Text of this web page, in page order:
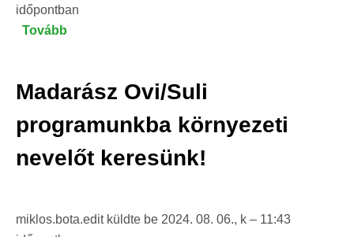
időpontban
Tovább
év
a
böjti
Madarász Ovi/Suli
programunkba környezeti
nevelőt keresünk!
miklos.bota.editküldte be 2024. 08. 06., k – 11:43